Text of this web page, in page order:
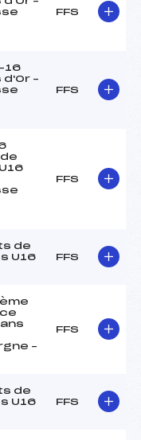
FFS
16
–
FFS
FFS
de
U16
FFS
–
FFS
de
U16
FFS